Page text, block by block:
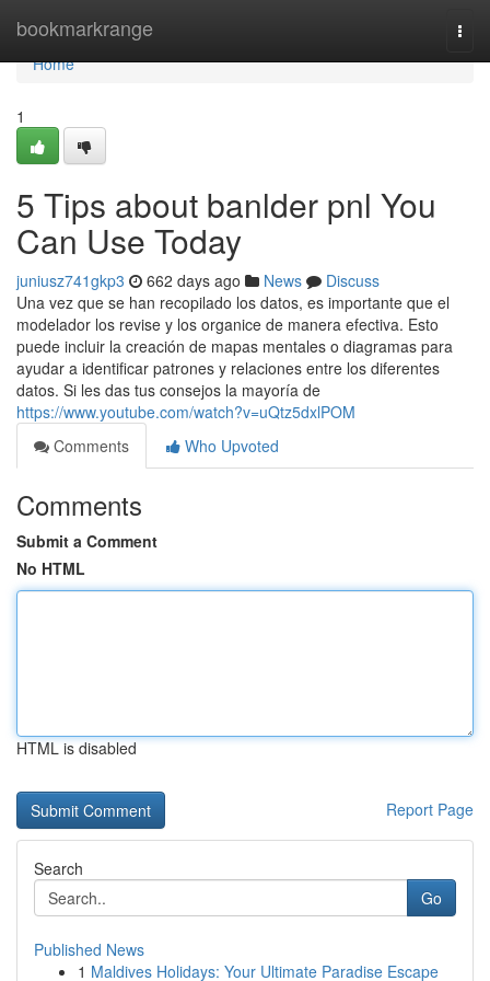
bookmarkrange
Home
Home
1
5 Tips about banlder pnl You
Can Use Today
juniusz741gkp3 662 days ago News
Discuss
Una vez que se han recopilado los datos, es importante que el
modelador los revise y los organice de manera efectiva. Esto
puede incluir la creación de mapas mentales o diagramas para
ayudar a identificar patrones y relaciones entre los diferentes
datos. Si les das tus consejos la mayoría de
https://www.youtube.com/watch?v=uQtz5dxlPOM
Comments
Who Upvoted
Comments
Submit a Comment
No HTML
HTML is disabled
Report Page
Search
Go
Published News
1 Maldives Holidays: Your Ultimate Paradise Escape